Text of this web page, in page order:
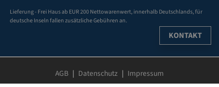
Lieferung - Frei Haus ab EUR 200 Nettowarenwert, innerhalb Deutschlands, für
deutsche Inseln fallen zusätzliche Gebühren an.
AGB Datenschutz Impressum
KONTAKT